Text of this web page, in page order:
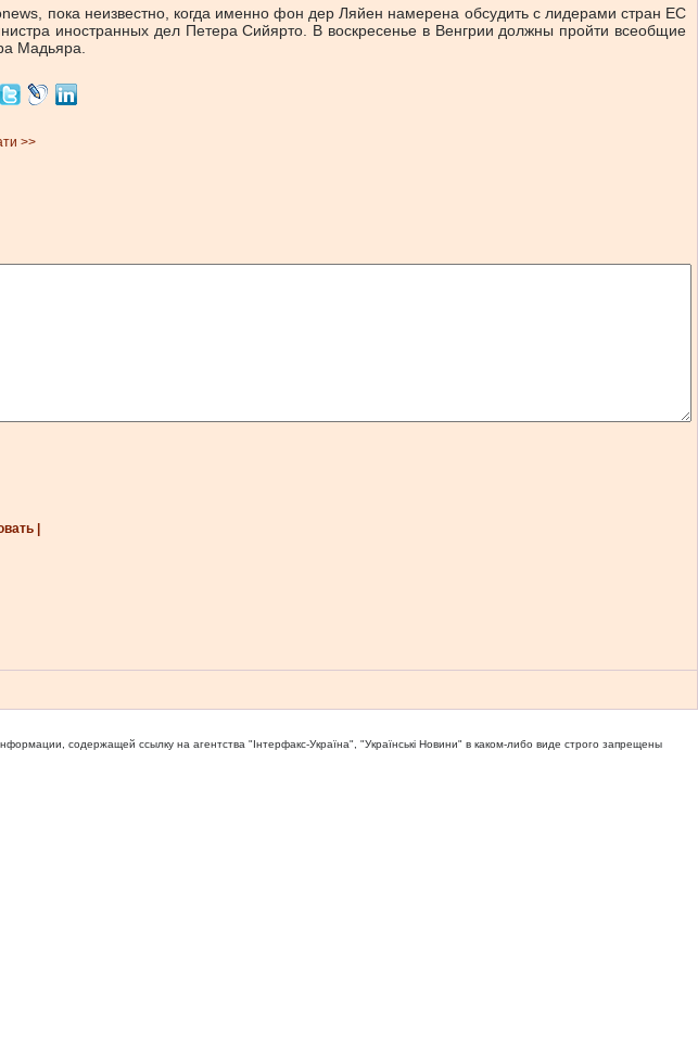
пока неизвестно, когда именно фон дер Ляйен намерена обсудить с лидерами стран ЕС
иностранных дел Петера Сийярто. В воскресенье в Венгрии должны пройти всеобщие
Мадьяра.
>>
|
содержащей ссылку на агентства "Iнтерфакс-Україна", "Українськi Новини" в каком-либо виде строго запрещены